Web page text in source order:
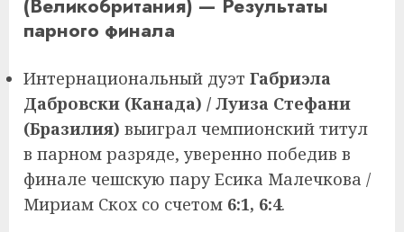
(Великобритания) — Результаты
парного финала
Интернациональный дуэт Габриэла
Дабровски (Канада) / Луиза Стефани
(Бразилия) выиграл чемпионский титул
в парном разряде, уверенно победив в
финале чешскую пару Есика Малечкова /
Мириам Скох со счетом 6:1, 6:4.